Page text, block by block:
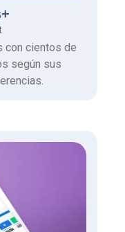
con cientos de
según sus